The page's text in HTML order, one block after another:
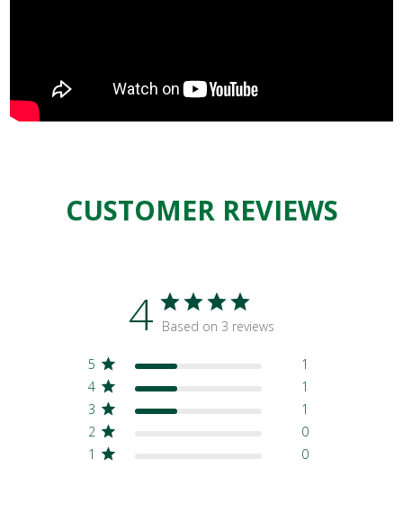
CUSTOMER REVIEWS
4 Based on 3 reviews
5
1
4
1
3
1
2
0
1
0